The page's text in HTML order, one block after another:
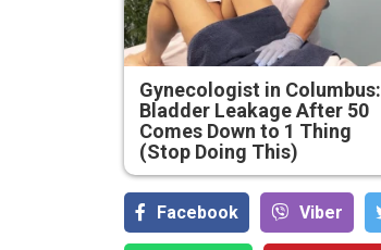
Gynecologist in Columbus:
Bladder Leakage After 50
Comes Down to 1 Thing
(Stop Doing This)
Facebook Viber